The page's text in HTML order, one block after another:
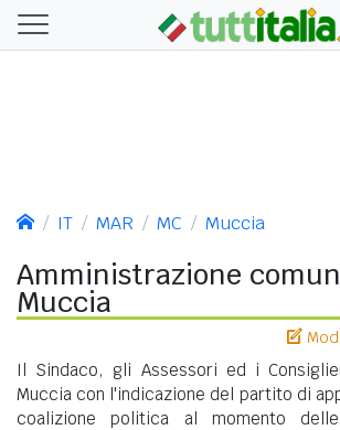
IT MAR MC Muccia
Amministrazione
Muccia
Il Sindaco, gli Assessori ed i
Muccia con l'indicazione del partito di
coalizione politica al momento